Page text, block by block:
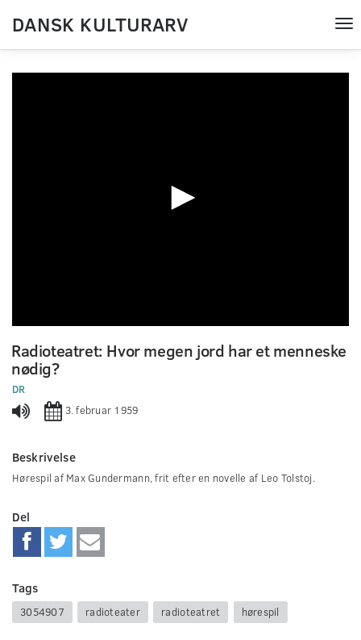
DANSK KULTURARV
seconds
of
0
seconds
Radioteatret: Hvor megen jord har et menneske
nødig?
DR
3. februar 1959
Beskrivelse
Hørespil af Max Gundermann, frit efter en novelle af Leo Tolstoj.
Del
Tags
3054907 radioteater radioteatret hørespil